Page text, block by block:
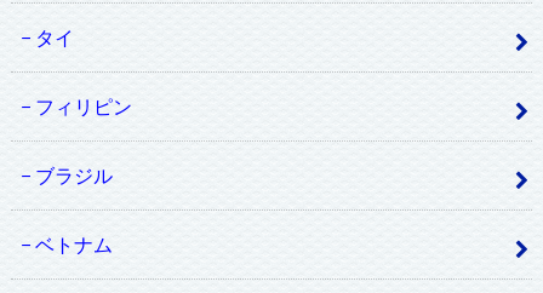
タイ
フィリピン
ブラジル
ベトナム